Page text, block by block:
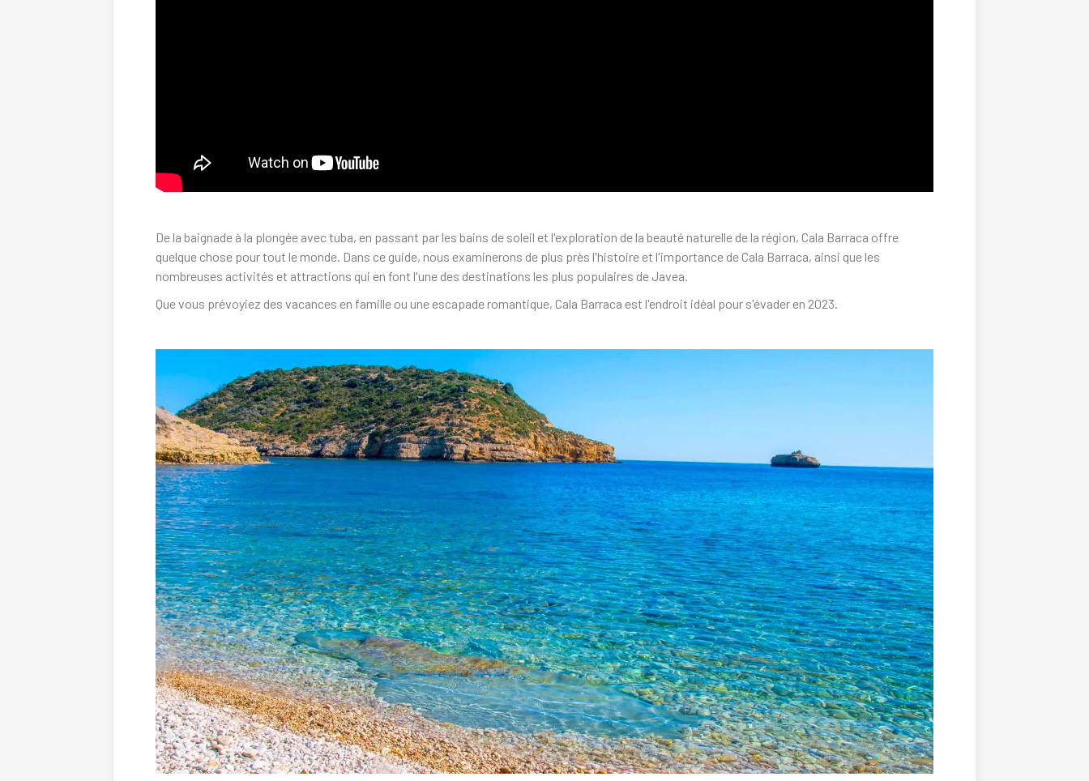
De la baignade à la plongée avec tuba, en passant par les bains de soleil et l'exploration de la beauté naturelle de la région, Cala Barraca offre
quelque chose pour tout le monde. Dans ce guide, nous examinerons de plus près l'histoire et l'importance de Cala Barraca, ainsi que les
nombreuses activités et attractions qui en font l'une des destinations les plus populaires de Javea.
Que vous prévoyiez des vacances en famille ou une escapade romantique, Cala Barraca est l'endroit idéal pour s'évader en 2023.